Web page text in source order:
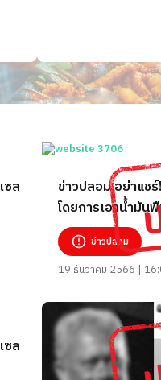
ซล
ข่าวปลอม อย่าแช
โดยการเอาน้ำมัน
เกา ๆ
ข่าวปลอม
19 ธันวาคม 2566 |
ซล